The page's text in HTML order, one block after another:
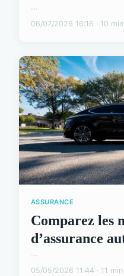
...
06/07/2026 16:16 · 10 min
ASSURANCE
Comparez les
d’assurance
...
05/05/2026 11:44 · 11 min